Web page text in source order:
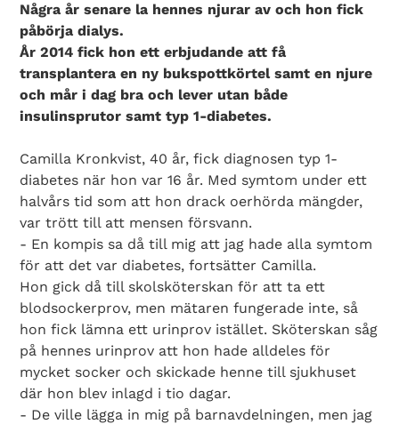
Några år senare la hennes njurar av och hon fick
påbörja dialys.
År 2014 fick hon ett erbjudande att få
transplantera en ny bukspottkörtel samt en njure
och mår i dag bra och lever utan både
insulinsprutor samt typ 1-diabetes.
Camilla Kronkvist, 40 år, fick diagnosen typ 1-
diabetes när hon var 16 år. Med symtom under ett
halvårs tid som att hon drack oerhörda mängder,
var trött till att mensen försvann.
- En kompis sa då till mig att jag hade alla symtom
för att det var diabetes, fortsätter Camilla.
Hon gick då till skolsköterskan för att ta ett
blodsockerprov, men mätaren fungerade inte, så
hon fick lämna ett urinprov istället. Sköterskan såg
på hennes urinprov att hon hade alldeles för
mycket socker och skickade henne till sjukhuset
där hon blev inlagd i tio dagar.
- De ville lägga in mig på barnavdelningen, men jag